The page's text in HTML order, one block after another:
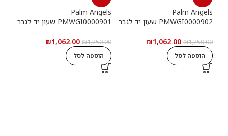
Palm Angels
PMWGI0000902 שעון יד לגבר
₪1,250.00
₪1,062.00
הוספה לסל
Palm Angels
PMWGI0000901 שעון יד לגבר
₪1,250.00
₪1,062.00
הוספה לסל